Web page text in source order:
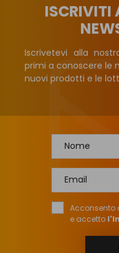
ISCRIVITI
Iscrivetevi alla
primi a conoscere le
nuovi prodotti e le
Nome
Email
Acconsento
e accetto